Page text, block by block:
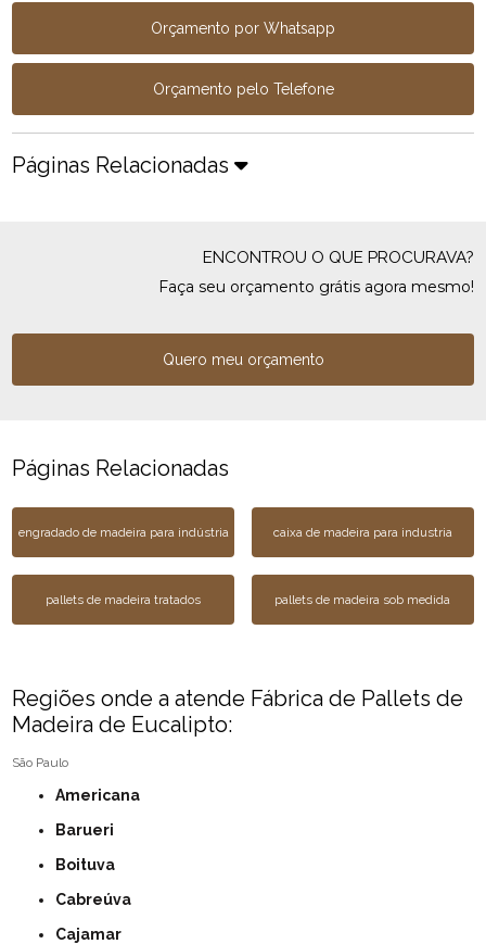
Orçamento por Whatsapp
Orçamento pelo Telefone
Páginas Relacionadas
ENCONTROU O QUE PROCURAVA?
Faça seu orçamento grátis agora mesmo!
Quero meu orçamento
Páginas Relacionadas
engradado de madeira para indústria caixa de madeira para industria
pallets de madeira tratados pallets de madeira sob medida
Regiões onde a atende Fábrica de Pallets de
Madeira de Eucalipto:
São Paulo
Americana
Barueri
Boituva
Cabreúva
Cajamar